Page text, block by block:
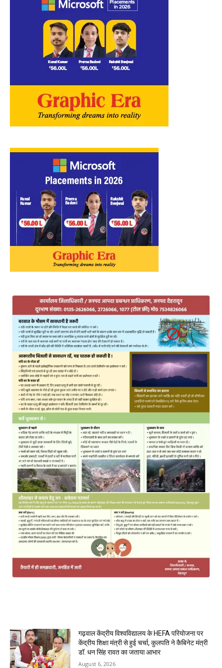
गढ़वाल केंद्रीय विश्वविद्यालय के HEFA परियोजना पर
केंद्रीय शिक्षा मंत्री से हुई चर्चा, कुलपति ने कैबिनेट मंत्री
डॉ. धन सिंह रावत का जताया आभार
August 6, 2026